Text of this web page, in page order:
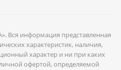
информация представленная
характеристик, наличия,
характер и ни при каких
офертой, определяемой